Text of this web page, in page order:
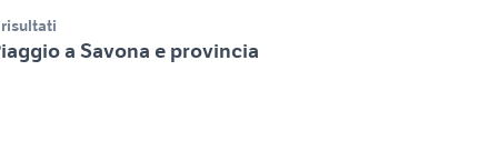
a Savona e provincia